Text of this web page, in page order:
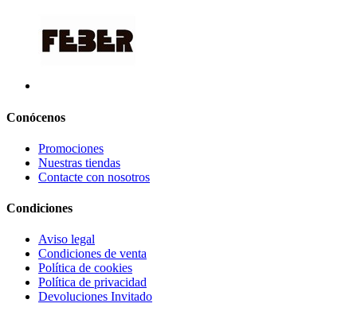
Conócenos
Promociones
Nuestras tiendas
Contacte con nosotros
Condiciones
Aviso legal
Condiciones de venta
Política de cookies
Política de privacidad
Devoluciones Invitado